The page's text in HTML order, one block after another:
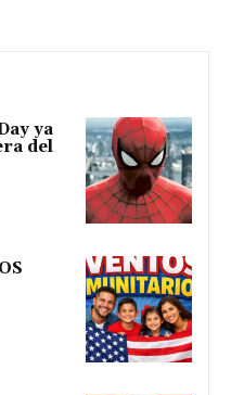
ya
del